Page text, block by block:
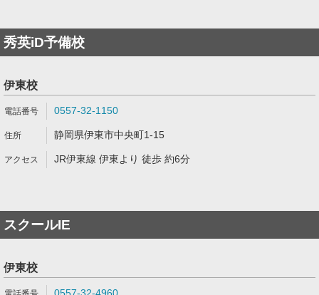
秀英iD予備校
伊東校
0557-32-1150
静岡県伊東市中央町1-15
JR伊東線 伊東より 徒歩 約6分
スクールIE
伊東校